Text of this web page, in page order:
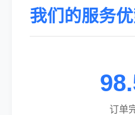
我们的服务
订单